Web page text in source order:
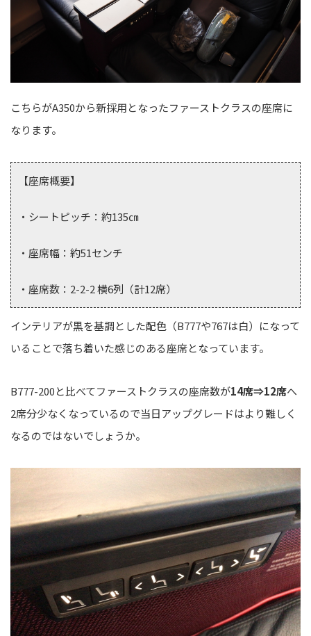
こちらがA350から新採用となったファーストクラスの座席に
なります。
【座席概要】
・シートピッチ：約135㎝
・座席幅：約51センチ
・座席数：2-2-2 横6列（計12席）
インテリアが黒を基調とした配色（B777や767は白）になって
いることで落ち着いた感じのある座席となっています。
B777-200と比べてファーストクラスの座席数が14席⇒12席へ
2席分少なくなっているので当日アップグレードはより難しく
なるのではないでしょうか。